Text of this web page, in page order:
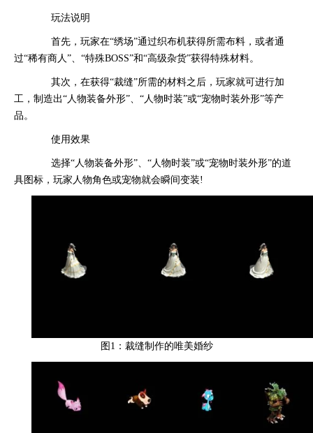
玩法说明
首先，玩家在“绣场”通过织布机获得所需布料，或者通
过“稀有商人”、“特殊BOSS”和“高级杂货”获得特殊材料。
其次，在获得“裁缝”所需的材料之后，玩家就可进行加
工，制造出“人物装备外形”、“人物时装”或“宠物时装外形”等产
品。
使用效果
选择“人物装备外形”、“人物时装”或“宠物时装外形”的道
具图标，玩家人物角色或宠物就会瞬间变装!
图1：裁缝制作的唯美婚纱